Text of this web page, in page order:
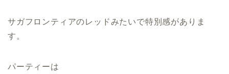
サガフロンティアのレッドみたいで特別感がありま
す。
パーティーは